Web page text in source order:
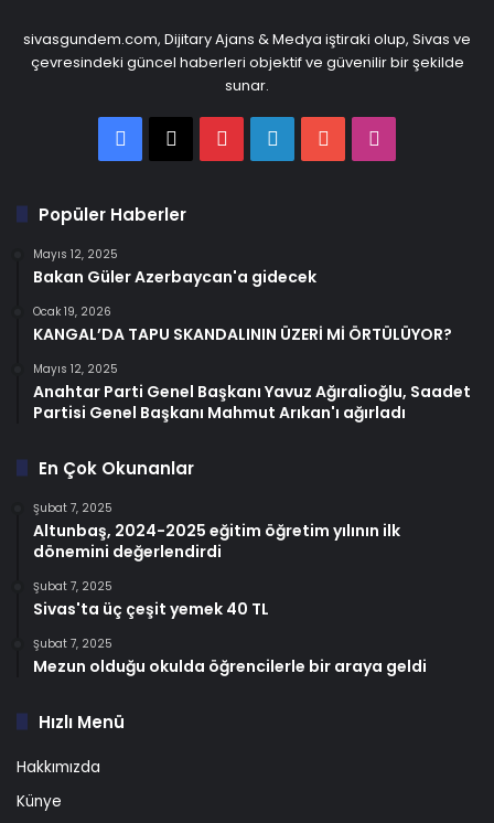
sivasgundem.com, Dijitary Ajans & Medya iştiraki olup, Sivas ve
çevresindeki güncel haberleri objektif ve güvenilir bir şekilde
sunar.
Facebook
X PinterestLinkedInYouTube
Popüler Haberler
Mayıs 12, 2025
Bakan Güler Azerbaycan'a gidecek
Ocak 19, 2026
KANGAL’DA TAPU SKANDALININ ÜZERİ Mİ ÖRTÜLÜYOR?
Mayıs 12, 2025
Anahtar Parti Genel Başkanı Yavuz Ağıralioğlu, Saadet
Partisi Genel Başkanı Mahmut Arıkan'ı ağırladı
En Çok Okunanlar
Şubat 7, 2025
Altunbaş, 2024-2025 eğitim öğretim yılının ilk
dönemini değerlendirdi
Şubat 7, 2025
Sivas'ta üç çeşit yemek 40 TL
Şubat 7, 2025
Mezun olduğu okulda öğrencilerle bir araya geldi
Hızlı Menü
Hakkımızda
Künye